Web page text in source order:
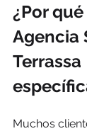
¿Por
Agencia
Terrassa
Muchos